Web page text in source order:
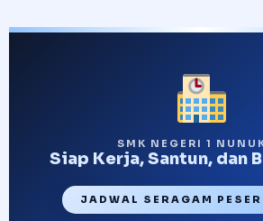
SMK NEGERI 1
Siap Kerja, Santun, dan
JADWAL SERAGAM